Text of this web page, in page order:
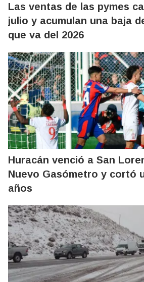
Las ventas de las pymes
julio y acumulan una baja
que va del 2026
Huracán venció a San
Nuevo Gasómetro y cortó
años